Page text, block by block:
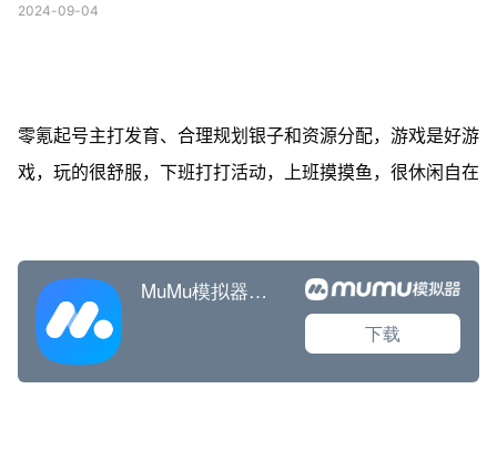
2024-09-04
零氪起号主打发育、合理规划银子和资源分配，游戏是好游
戏，玩的很舒服，下班打打活动，上班摸摸鱼，很休闲自在